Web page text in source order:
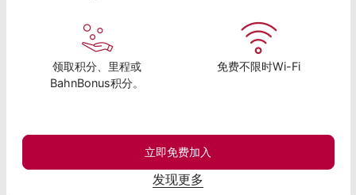
领取积分、里程或
BahnBonus积分。
免费不限时Wi-Fi
立即免费加入
发现更多